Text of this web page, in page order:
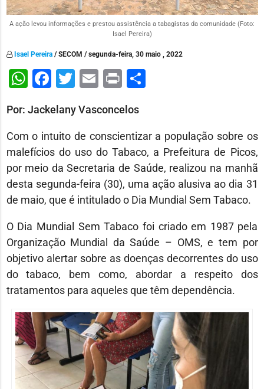
A ação levou informações e prestou assistência a tabagistas da comunidade (Foto:
Isael Pereira)
Isael Pereira/ SECOM / segunda-feira, 30 maio , 2022
WhatsApp
Facebook
Twitter
EmailPrint
Por: Jackelany Vasconcelos
Com o intuito de conscientizar a população sobre os
malefícios do uso do Tabaco, a Prefeitura de Picos,
por meio da Secretaria de Saúde, realizou na manhã
desta segunda-feira (30), uma ação alusiva ao dia 31
de maio, que é intitulado o Dia Mundial Sem Tabaco.
O Dia Mundial Sem Tabaco foi criado em 1987 pela
Organização Mundial da Saúde – OMS, e tem por
objetivo alertar sobre as doenças decorrentes do uso
do tabaco, bem como, abordar a respeito dos
tratamentos para aqueles que têm dependência.